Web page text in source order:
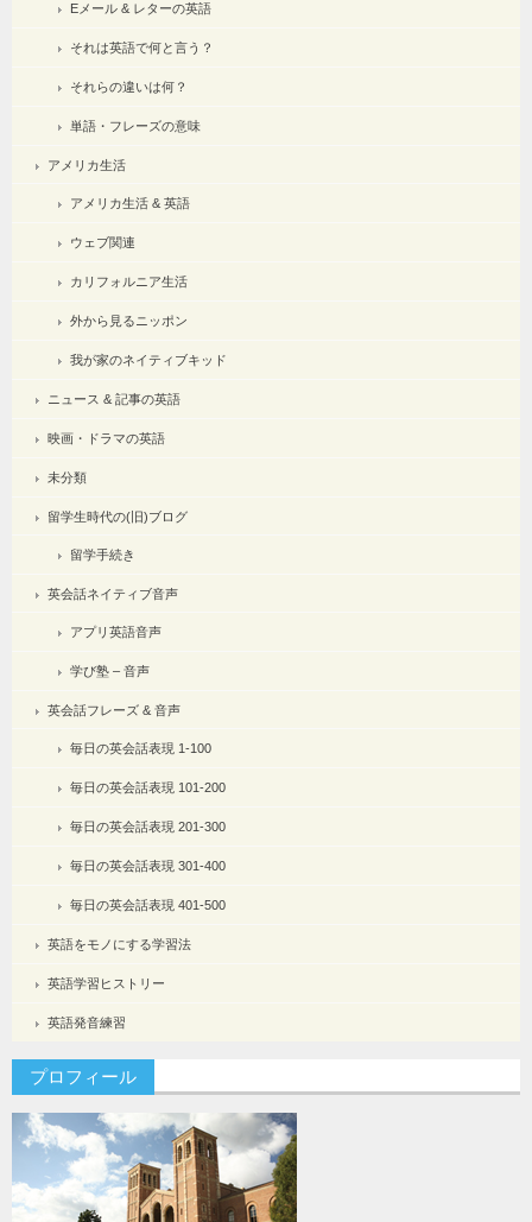
Eメール & レターの英語
それは英語で何と言う？
それらの違いは何？
単語・フレーズの意味
アメリカ生活
アメリカ生活 & 英語
ウェブ関連
カリフォルニア生活
外から見るニッポン
我が家のネイティブキッド
ニュース & 記事の英語
映画・ドラマの英語
未分類
留学生時代の(旧)ブログ
留学手続き
英会話ネイティブ音声
アプリ英語音声
学び塾 – 音声
英会話フレーズ & 音声
毎日の英会話表現 1-100
毎日の英会話表現 101-200
毎日の英会話表現 201-300
毎日の英会話表現 301-400
毎日の英会話表現 401-500
英語をモノにする学習法
英語学習ヒストリー
英語発音練習
プロフィール